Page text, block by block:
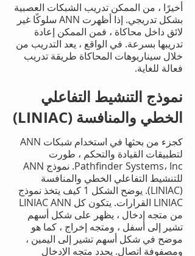
أخيرًا ، من الممكن تدريب الشبكات العصبية
بشكل تدريجي. إذا أظهرت ANN سلوكًا غير
لائق داخل محاكاة ، فمن الممكن إعادة
تدريبها بسرعة. في الواقع ، يعد التدريب من
خلال سيناريوهات المحاكاة طريقة تدريب
فعالة للغاية.
نموذج التنشيط التفاعلي
الخطي والمنافسة (LINIAC)
كجزء من بحثها في استخدام شبكات ANN
لتطبيقات القيادة والتحكم ، طورت
Pathfinder Systems، Inc. نموذج ANN
للتنشيط التفاعلي الخطي والمنافسة
(LINIAC). يوضح الشكل 1 كيف يتخذ نموذج
LINIAC القرارات. يتكون كل LINIAC ANN
من متجه إدخال ، يظهر على شكل أسهم
تشير إلى أسفل ، ومتجه إخراج ، كما هو
موضح في شكل أسهم تشير إلى اليمين ،
ومصفوفة اتصال. يحدد متجه الإدخال